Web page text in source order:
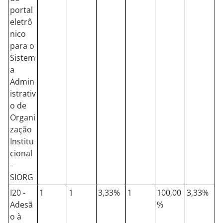
portal
eletrô
nico
para o
Sistem
a
Admin
istrativ
o de
Organi
zação
Institu
cional
-
SIORG
I20 -
Adesã
o à
1 1 3,33% 1
100,00
%
3,33%